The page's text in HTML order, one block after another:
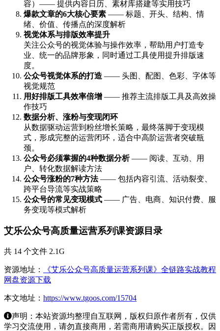
容）—— 提供内容日历、素材库搭建等实用技巧
爆款文章的6大核心要素 —— 标题、开头、结构、情
绪、价值、传播点的深度解析
视觉体系与排版效率提升
关注公众号的视觉体验与操作效率，帮助用户打造专
业、统一的品牌形象，同时通过工具使用提升排版速
度。
公众号视觉体系的打造 —— 头图、配图、色彩、字体等
视觉规范
用好排版工具效率倍增 —— 推荐主流排版工具及高效操
作技巧
数据分析、涨粉与变现闭环
从数据驱动运营到粉丝增长策略，最终落脚于变现模
式，形成完整的运营闭环，适合中高阶运营者突破瓶
颈。
公众号必须掌握的4种数据分析—— 阅读、互动、用
户、转化数据解读方法
公众号涨粉的7种方法—— 包括内容引流、活动裂变、
跨平台导流等实战策略
公众号的常见变现模式 —— 广告、电商、知识付费、服
务变现等模式解析
艾乐公众号高质量运营系列课资源目录
共 14 个文件 2.1G
资源地址：
《艾乐公众号高质量运营系列课》全链路实战教程
网盘资源下载
本文地址： https://www.tgoos.com/15704
声明：本站资源均整理自互联网，版权归原作者所有，仅供
学习交流使用，请勿直接商用，若需商用请购买正版授权。因